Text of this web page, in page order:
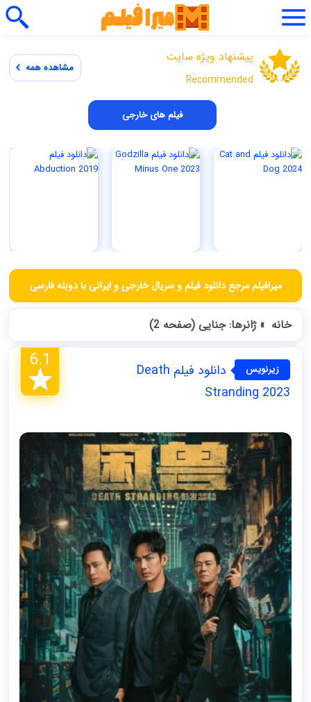
پیشنهاد ویژه سایت
Recommended
مشاهده همه
فیلم های خارجی
میرافیلم مرجع دانلود فیلم و سریال خارجی و ایرانی با دوبله فارسی
خانه »ژانر‌ها: جنایی (صفحه 2)
زیرنویس
فارسی
دانلود فیلم Death
Stranding 2023
6.1